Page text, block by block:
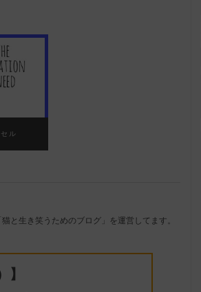
と生き笑うためのブログ」を運営してます。
】